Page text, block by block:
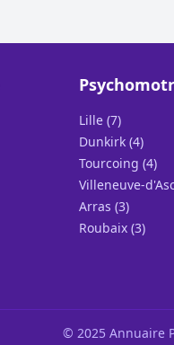
Lille (7)
Dunkirk (4)
Tourcoing (4)
Villeneuve-
Arras (3)
Roubaix (3)
© 2025 Annuaire